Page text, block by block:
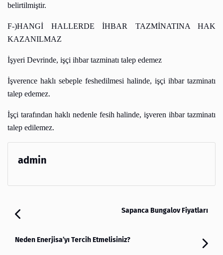
belirtilmiştir.
F-)HANGİ HALLERDE İHBAR TAZMİNATINA HAK
KAZANILMAZ
İşyeri Devrinde, işçi ihbar tazminatı talep edemez
İşverence haklı sebeple feshedilmesi halinde, işçi ihbar tazminatı
talep edemez.
İşçi tarafından haklı nedenle fesih halinde, işveren ihbar tazminatı
talep edilemez.
admin
Sapanca Bungalov Fiyatları
Neden Enerjisa’yı Tercih Etmelisiniz?